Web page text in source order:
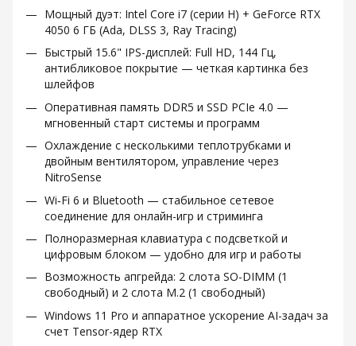
Мощный дуэт: Intel Core i7 (серии H) + GeForce RTX
4050 6 ГБ (Ada, DLSS 3, Ray Tracing)
Быстрый 15.6" IPS-дисплей: Full HD, 144 Гц,
антибликовое покрытие — четкая картинка без
шлейфов
Оперативная память DDR5 и SSD PCIe 4.0 —
мгновенный старт системы и программ
Охлаждение с несколькими теплотрубками и
двойным вентилятором, управление через
NitroSense
Wi‑Fi 6 и Bluetooth — стабильное сетевое
соединение для онлайн-игр и стриминга
Полноразмерная клавиатура с подсветкой и
цифровым блоком — удобно для игр и работы
Возможность апгрейда: 2 слота SO-DIMM (1
свободный) и 2 слота M.2 (1 свободный)
Windows 11 Pro и аппаратное ускорение AI-задач за
счет Tensor-ядер RTX